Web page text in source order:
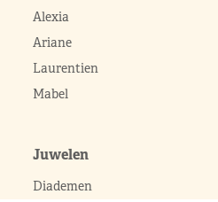
Alexia
Ariane
Laurentien
Mabel
Juwelen
Diademen